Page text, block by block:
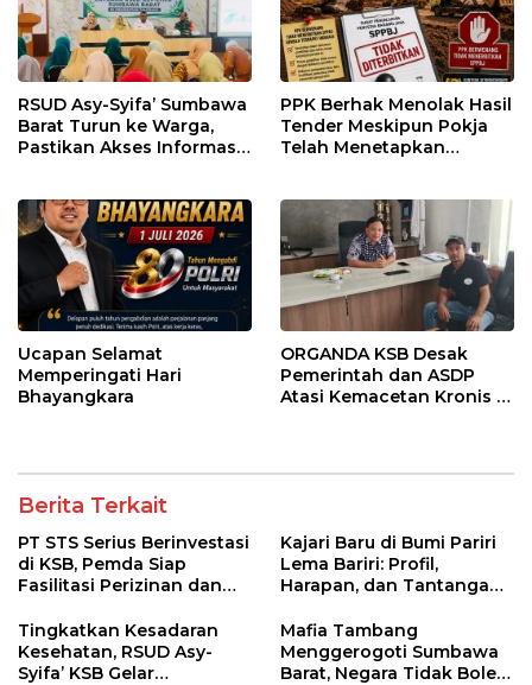
RSUD Asy-Syifa’ Sumbawa
Barat Turun ke Warga,
Pastikan Akses Informasi
PPK Berhak Menolak Hasil
Tender Meskipun Pokja
Telah Menetapkan
Ucapan Selamat
Memperingati Hari
Bhayangkara
ORGANDA KSB Desak
Pemerintah dan ASDP
Atasi Kemacetan Kronis di
Berita Terkait
PT STS Serius Berinvestasi
di KSB, Pemda Siap
Fasilitasi Perizinan dan
Regulasi
Kajari Baru di Bumi Pariri
Lema Bariri: Profil,
Harapan, dan Tantangan
Tingkatkan Kesadaran
Kesehatan, RSUD Asy-
Syifa’ KSB Gelar
Mafia Tambang
Menggerogoti Sumbawa
Barat, Negara Tidak Boleh